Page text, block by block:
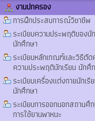
งานปกครอง
การฝึกประสบการณ์วิชาชีพ
ระเบียบความประพฤติของนั
นักศึกษา
ระเบียบหลักเกณฑ์และวิธีตัด
ความประพฤตินักเรียน นักศึ
ระเบียบเครื่องแต่งกายนักเรี
นักศึกษา
ระเบียบการออกนอกสถานศึ
การใช้ยานพาหนะ